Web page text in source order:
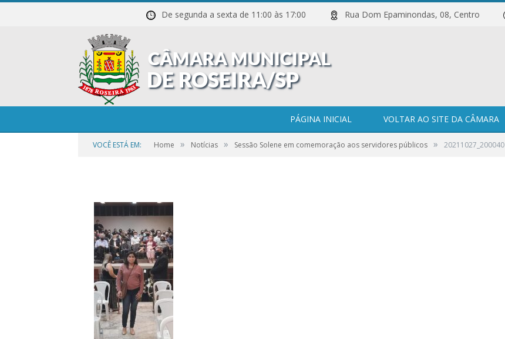
De segunda a sexta de 11:00 às 17:00 Rua Dom Epaminondas, 08, Centro
PÁGINA INICIAL VOLTAR AO SITE DA CÂMARA
VOCÊ ESTÁ EM: Home » Notícias » Sessão Solene em comemoração aos servidores públicos » 20211027_200040